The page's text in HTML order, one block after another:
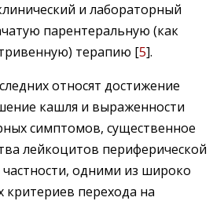
и лабораторный
парентеральную (как
терапию [5].
относят достижение
кашля и выраженности
симптомов, существенное
лейкоцитов периферической
частности, одними из широко
критериев перехода на